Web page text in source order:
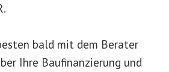
bald mit dem Berater
Ihre Baufinanzierung und